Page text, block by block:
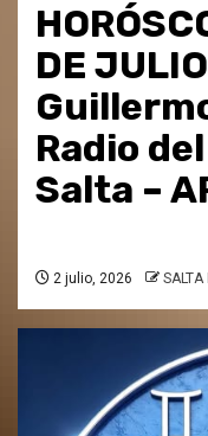
DE
Radio
Salta –
2 julio, 2026